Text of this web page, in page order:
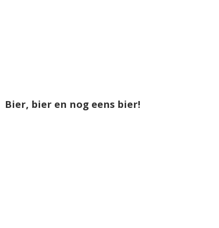
Bier, bier en nog eens bier!